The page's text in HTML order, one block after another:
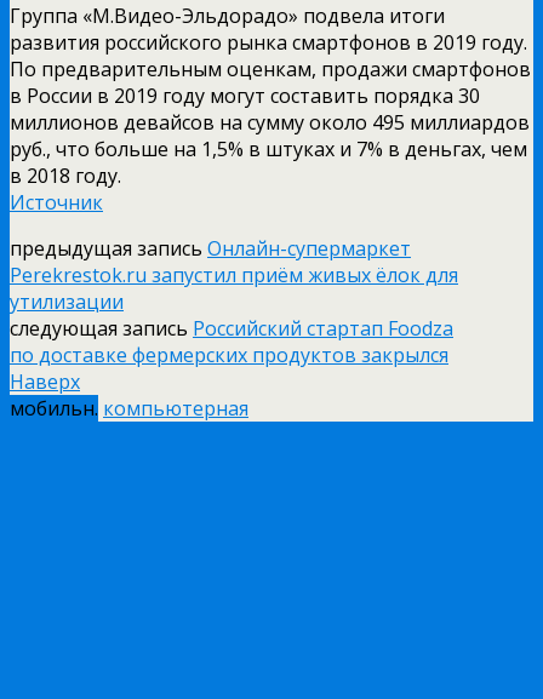
Группа «М.Видео-Эльдорадо» подвела итоги
развития российского рынка смартфонов в 2019 году.
По предварительным оценкам, продажи смартфонов
в России в 2019 году могут составить порядка 30
миллионов девайсов на сумму около 495 миллиардов
руб., что больше на 1,5% в штуках и 7% в деньгах, чем
в 2018 году.
Источник
предыдущая запись Онлайн-супермаркет
Perekrestok.ru запустил приём живых ёлок для
утилизации
следующая запись Российский стартап Foodza
по доставке фермерских продуктов закрылся
Наверх
мобильн. компьютерная